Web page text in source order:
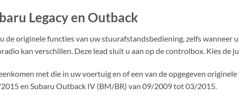
Legacy en Outback
originele functies van uw stuurafstandsbediening, zelfs
kan verschillen. Deze lead sluit u aan op de controlbox. Kies de
met die in uw voertuig en of een van de opgegeven
en Subaru Outback IV (BM/BR) van 09/2009 tot 03/2015.